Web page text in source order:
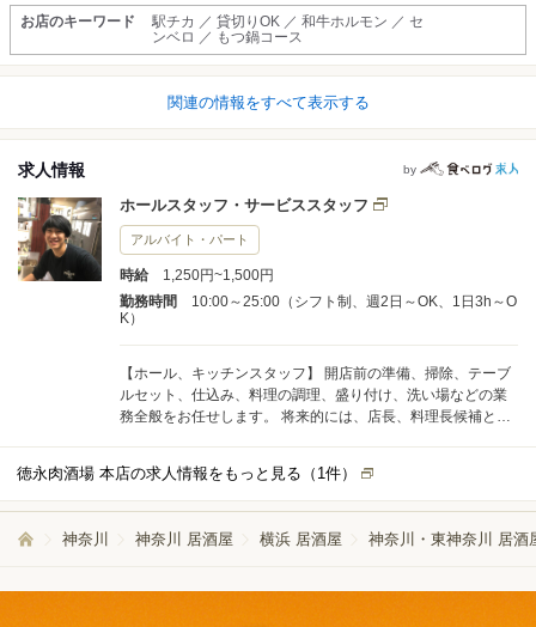
お店のキーワード
駅チカ ／ 貸切りOK ／ 和牛ホルモン ／ セ
ンベロ ／ もつ鍋コース
関連の情報をすべて表示する
求人情報 by
ホールスタッフ・サービススタッフ
アルバイト・パート
時給
1,250円~1,500円
勤務時間
10:00～25:00（シフト制、週2日～OK、1日3h～O
K）
【ホール、キッチンスタッフ】 開店前の準備、掃除、テーブ
ルセット、仕込み、料理の調理、盛り付け、洗い場などの業
務全般をお任せします。 将来的には、店長、料理長候補とし
す。
徳永肉酒場 本店の求人情報をもっと見る（ 1件）
神奈川 神奈川 居酒屋 横浜 居酒屋 神奈川・東神奈川 居酒